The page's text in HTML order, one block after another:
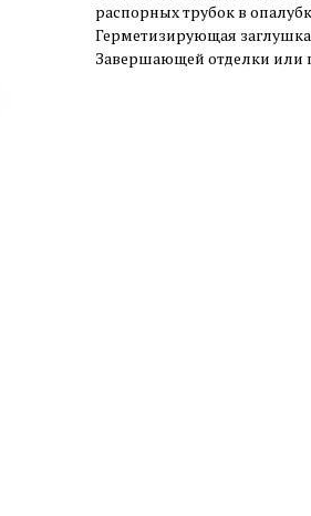
распорных трубок в
Герметизирующая заглушка
Завершающей отделки или